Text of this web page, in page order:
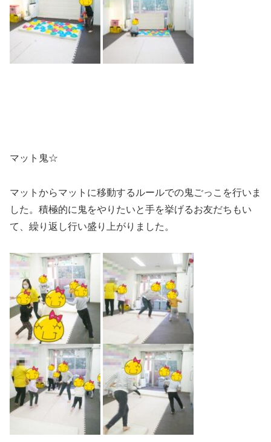
マット鬼☆
マットからマットに移動するルールでの鬼ごっこを行いま
した。積極的に鬼をやりたいと手を挙げるお友だちもい
て、繰り返し行い盛り上がりました。